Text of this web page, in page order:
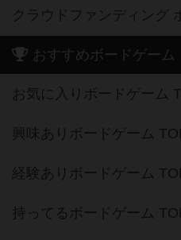
クラウドファンディング
おすすめボードゲーム
お気に入りボードゲーム
興味ありボードゲーム
経験ありボードゲーム
持ってるボードゲーム